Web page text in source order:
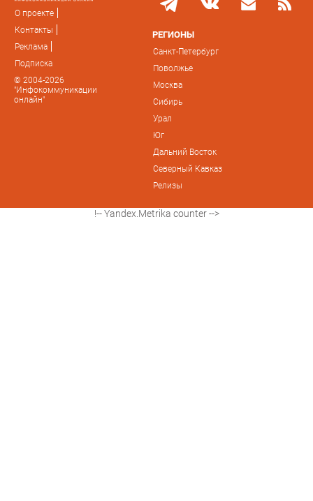
О проекте
Контакты
Реклама
Подписка
© 2004-2026
"Инфокоммуникации
онлайн"
РЕГИОНЫ
Санкт-Петербург
Поволжье
Москва
Сибирь
Урал
Юг
Дальний Восток
Северный Кавказ
Релизы
!-- Yandex.Metrika counter -->